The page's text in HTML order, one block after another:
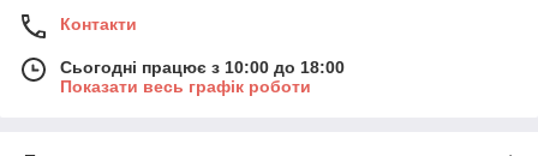
Контакти
Сьогодні працює з 10:00 до 18:00
Показати весь графік роботи